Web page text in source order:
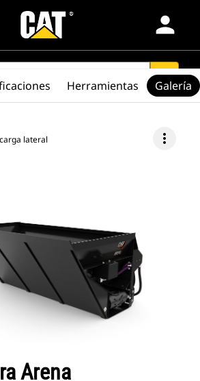
person
search
lateral more_vert
Arena
Herramientas Galería